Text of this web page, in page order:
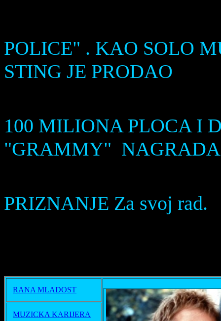
POLICE" . KAO SOLO
STING JE PRODAO
100 MILIONA PLOCA I
"GRAMMY" NAGRADA
PRIZNANJE Za
RANA MLADOST
MUZICKA KARIJERA